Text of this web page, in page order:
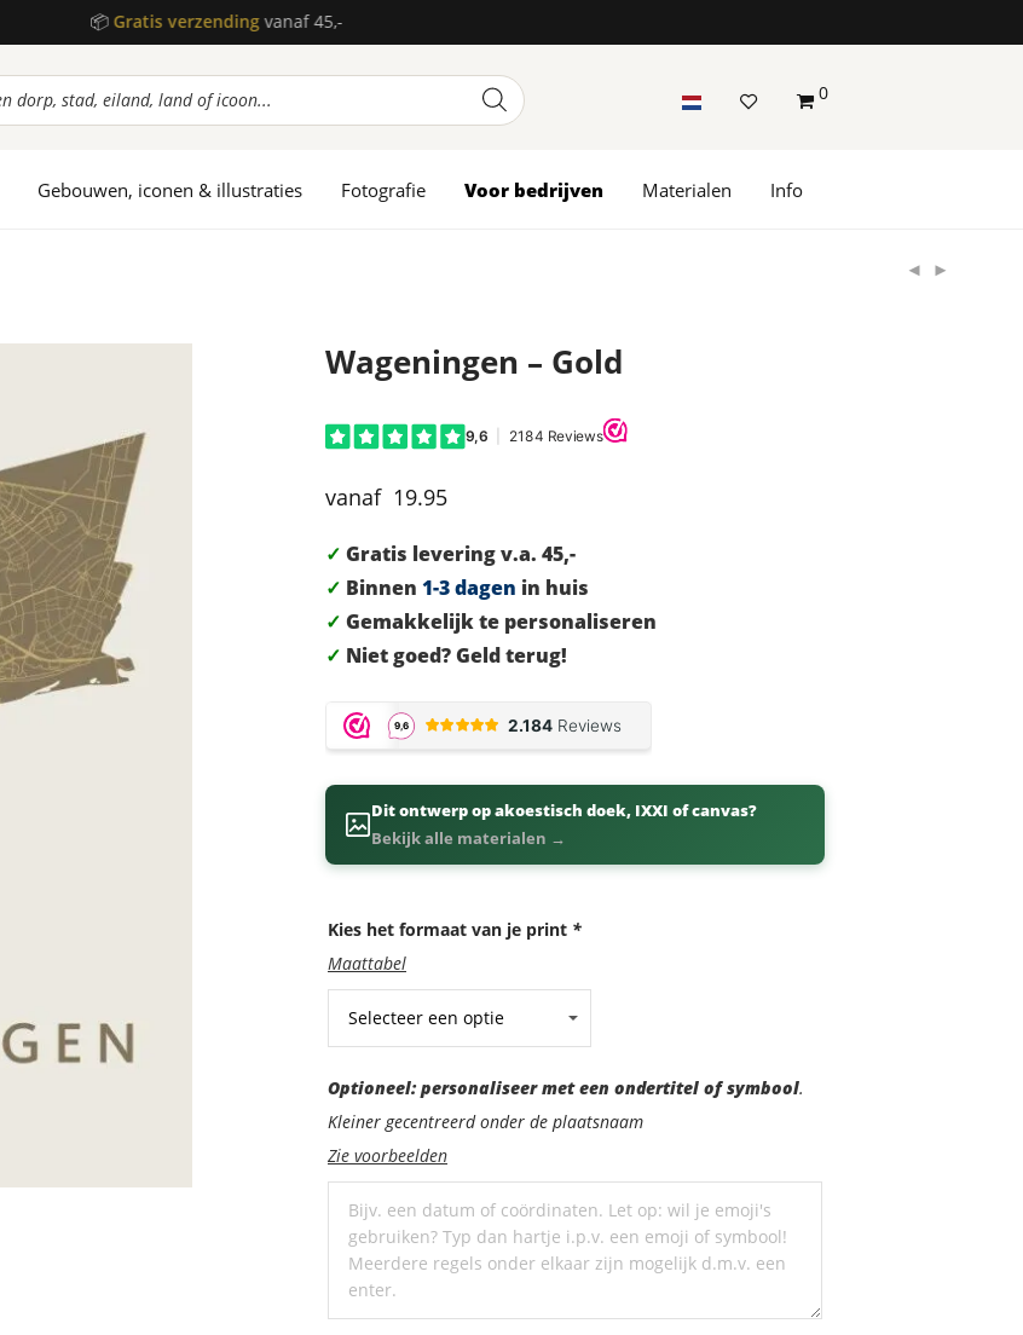
📦Gratis verzendingvanaf 45,-
Gebouwen, iconen & illustraties Fotografie Voor bedrijven Materialen Info
0
Wageningen – Gold
19.95
✓ Gratis levering v.a. 45,-
✓ Binnen 1-3 dagen in huis
✓ Gemakkelijk te personaliseren
✓ Niet goed? Geld terug!
Dit ontwerp op akoestisch doek, IXXI of canvas?
Bekijk alle materialen →
Kies het formaat van je print *
Maattabel
Optioneel:
personaliseer
met
een
ondertitel
Optioneel: personaliseer met een ondertitel of symbool.
Kleiner gecentreerd onder de plaatsnaam
Zie voorbeelden